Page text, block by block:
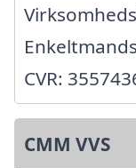
CVR:
CMM VVS